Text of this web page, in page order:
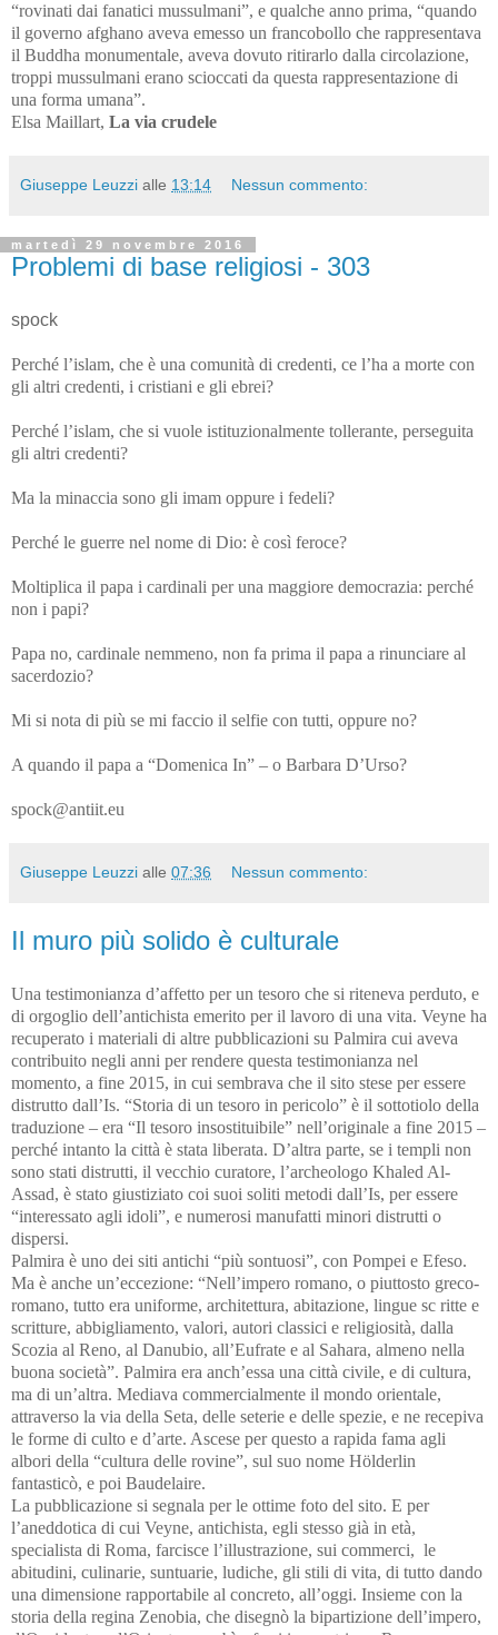
“rovinati dai fanatici mussulmani”, e qualche anno prima, “quando
il governo afghano aveva emesso un francobollo che rappresentava
il Buddha monumentale, aveva dovuto ritirarlo dalla circolazione,
troppi mussulmani erano scioccati da questa rappresentazione di
una forma umana”.
Elsa Maillart, La via crudele
Giuseppe Leuzzi alle 13:14 Nessun commento:
martedì 29 novembre 2016
Problemi di base religiosi - 303
spock
Perché l’islam, che è una comunità di credenti, ce l’ha a morte con
gli altri credenti, i cristiani e gli ebrei?
Perché l’islam, che si vuole istituzionalmente tollerante, perseguita
gli altri credenti?
Ma la minaccia sono gli imam oppure i fedeli?
Perché le guerre nel nome di Dio: è così feroce?
Moltiplica il papa i cardinali per una maggiore democrazia: perché
non i papi?
Papa no, cardinale nemmeno, non fa prima il papa a rinunciare al
sacerdozio?
Mi si nota di più se mi faccio il selfie con tutti, oppure no?
A quando il papa a “Domenica In” – o Barbara D’Urso?
spock@antiit.eu
Giuseppe Leuzzi alle 07:36 Nessun commento:
Il muro più solido è culturale
Una testimonianza d’affetto per un tesoro che si riteneva perduto, e
di orgoglio dell’antichista emerito per il lavoro di una vita. Veyne ha
recuperato i materiali di altre pubblicazioni su Palmira cui aveva
contribuito negli anni per rendere questa testimonianza nel
momento, a fine 2015, in cui sembrava che il sito stese per essere
distrutto dall’Is. “Storia di un tesoro in pericolo” è il sottotiolo della
traduzione – era “Il tesoro insostituibile” nell’originale a fine 2015 –
perché intanto la città è stata liberata. D’altra parte, se i templi non
sono stati distrutti, il vecchio curatore, l’archeologo Khaled Al-
Assad, è stato giustiziato coi suoi soliti metodi dall’Is, per essere
“interessato agli idoli”, e numerosi manufatti minori distrutti o
dispersi.
Palmira è uno dei siti antichi “più sontuosi”, con Pompei e Efeso.
Ma è anche un’eccezione: “Nell’impero romano, o piuttosto greco-
romano, tutto era uniforme, architettura, abitazione, lingue sc ritte e
scritture, abbigliamento, valori, autori classici e religiosità, dalla
Scozia al Reno, al Danubio, all’Eufrate e al Sahara, almeno nella
buona società”. Palmira era anch’essa una città civile, e di cultura,
ma di un’altra. Mediava commercialmente il mondo orientale,
attraverso la via della Seta, delle seterie e delle spezie, e ne recepiva
le forme di culto e d’arte. Ascese per questo a rapida fama agli
albori della “cultura delle rovine”, sul suo nome Hölderlin
fantasticò, e poi Baudelaire.
La pubblicazione si segnala per le ottime foto del sito. E per
l’aneddotica di cui Veyne, antichista, egli stesso già in età,
specialista di Roma, farcisce l’illustrazione, sui commerci, le
abitudini, culinarie, suntuarie, ludiche, gli stili di vita, di tutto dando
una dimensione rapportabile al concreto, all’oggi. Insieme con la
storia della regina Zenobia, che disegnò la bipartizione dell’impero,